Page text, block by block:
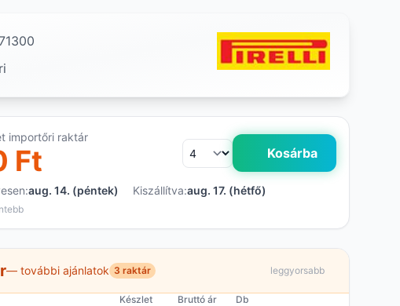
importőri raktár
Ft Kosárba
aug. 14. (péntek) Kiszállítva:aug. 17. (hétfő)
— további ajánlatok 3 raktár leggyorsabb
Készlet Bruttó ár Db